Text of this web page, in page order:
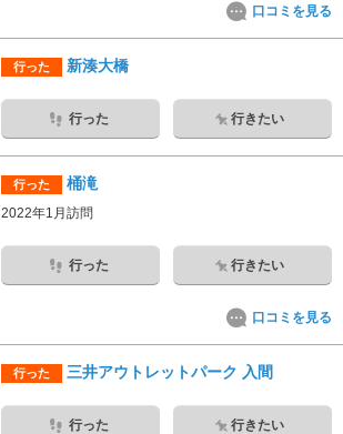
口コミを見る
行った 新湊大橋
行った 行きたい
行った 桶滝
2022年1月訪問
行った 行きたい
口コミを見る
行った 三井アウトレットパーク 入間
行った 行きたい